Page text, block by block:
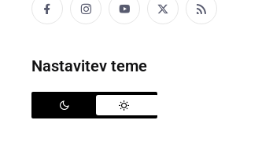
Nastavitev teme
Prlekija-on.net,nedelja, 18. oktober 2020
kot svoj